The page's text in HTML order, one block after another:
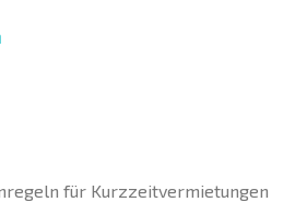
für Kurzzeitvermietungen